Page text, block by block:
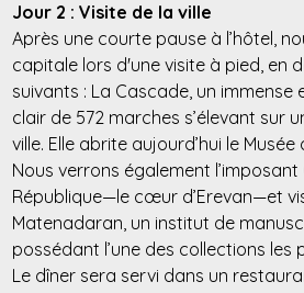
Jour 2 : Visite de la ville
Après une courte pause à l’hôtel,
capitale lors d'une visite à pied, en
suivants : La Cascade, un immense
clair de 572 marches s’élevant sur
ville. Elle abrite aujourd’hui le
Nous verrons également
République—le cœur d’Erevan—et
Matenadaran, un institut de
possédant l’une des collections les
Le dîner sera servi dans un